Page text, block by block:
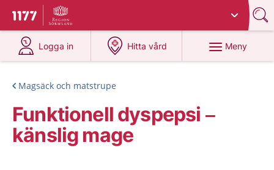
Till startsidan för 1177
Du har valt region
Logga in
på 1177.se
Hitta vård
på 1177.se
Meny
Magsäck och matstrupe
Funktionell dyspepsi –
känslig mage